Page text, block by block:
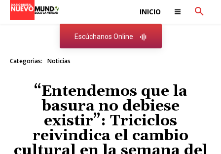
INICIO
Escúchanos Online
Categorias: Noticias
“Entendemos que la
basura no debiese
existir”: Triciclos
reivindica el cambio